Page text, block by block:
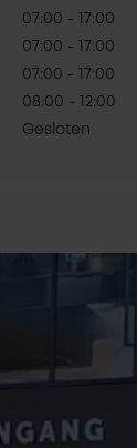
07:00 - 17:00
07:00 - 17:00
07:00 - 17:00
08:00 - 12:00
Gesloten